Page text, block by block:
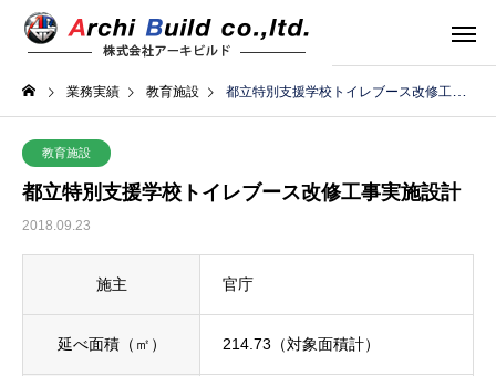
業務実績 教育施設 都立特別支援学校トイレブース改修工事実施設計
教育施設
都立特別支援学校トイレブース改修工事実施設計
2018.09.23
施主 官庁
延べ面積（㎡） 214.73（対象面積計）